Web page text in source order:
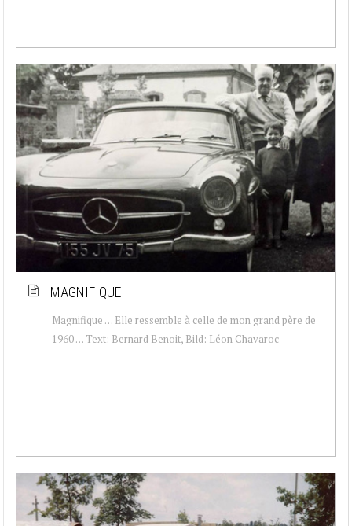
MAGNIFIQUE
Magnifique … Elle ressemble à celle de mon grand père de
1960 … Text: Bernard Benoit, Bild: Léon Chavaroc